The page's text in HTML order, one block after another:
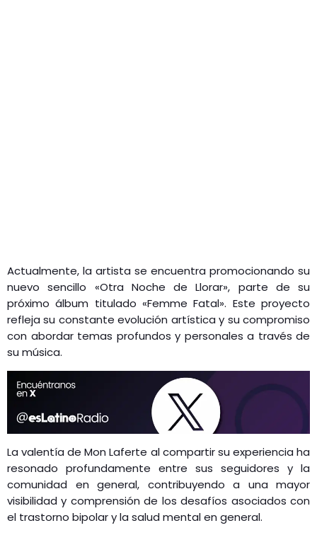
Actualmente, la artista se encuentra promocionando su
nuevo sencillo «Otra Noche de Llorar», parte de su
próximo álbum titulado «Femme Fatal». Este proyecto
refleja su constante evolución artística y su compromiso
con abordar temas profundos y personales a través de
su música.
La valentía de Mon Laferte al compartir su experiencia ha
resonado profundamente entre sus seguidores y la
comunidad en general, contribuyendo a una mayor
visibilidad y comprensión de los desafíos asociados con
el trastorno bipolar y la salud mental en general.